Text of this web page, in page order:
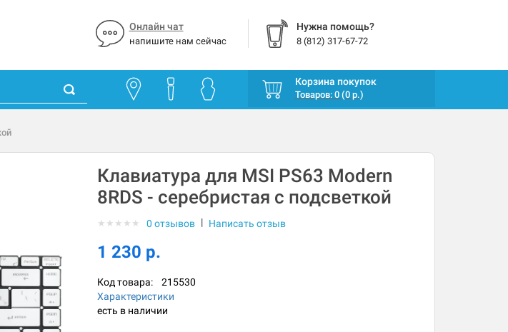
Онлайн чат
напишите нам сейчас
Нужна помощь?
8 (812) 317-67-72
Корзина покупок
Товаров: 0 (0 р.)
Клавиатура для MSI PS63 Modern
8RDS - серебристая с подсветкой
★ ★ ★ ★ ★ 0 отзывов | Написать отзыв
1 230 р.
Код товара: 215530
Характеристики
есть в наличии